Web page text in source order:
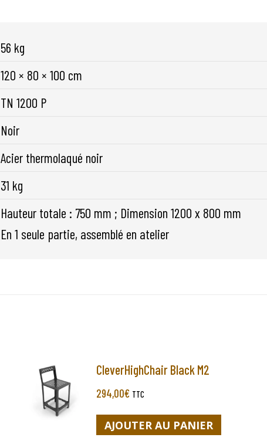
56 kg
120 × 80 × 100 cm
TN 1200 P
Noir
Acier thermolaqué noir
31 kg
Hauteur totale : 750 mm ; Dimension 1200 x 800 mm
En 1 seule partie, assemblé en atelier
CleverHighChair Black M2
294,00€ TTC
AJOUTER AU PANIER